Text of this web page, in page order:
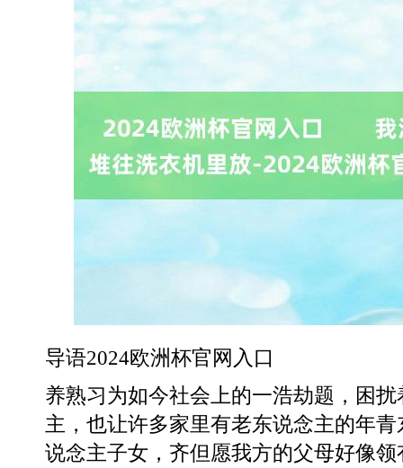
导语2024欧洲杯官网入口
养熟习为如今社会上的一浩劫题，困
主，也让许多家里有老东说念主的年
说念主子女，齐但愿我方的父母好像